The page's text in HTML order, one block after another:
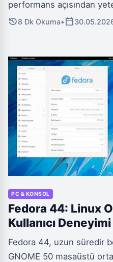
performans açısından
teknolojisiyle birleşen M.2
history8 Dk Okuma• calendar_today
PC & KONSOL
Fedora 44: Linux
Kullanıcı Deneyimi
Fedora 44, uzun süredir
GNOME 50 masaüstü